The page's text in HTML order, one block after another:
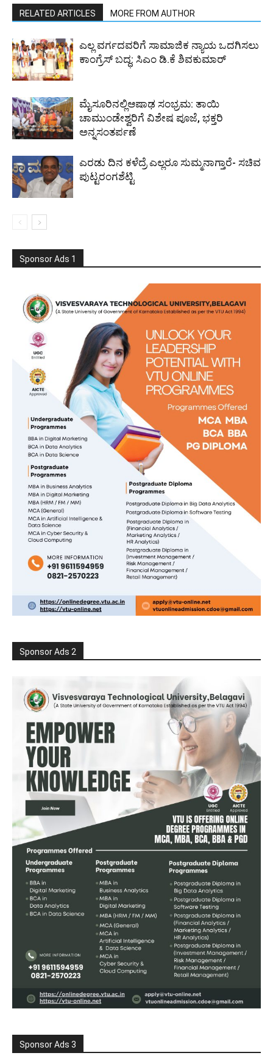
RELATED ARTICLES MORE FROM AUTHOR
ಎಲ್ಲ ವರ್ಗದವರಿಗೆ ಸಾಮಾಜಿಕ ನ್ಯಾಯ ಒದಗಿಸಲು
ಕಾಂಗ್ರೆಸ್ ಬದ್ಧ: ಸಿಎಂ ಡಿ.ಕೆ ಶಿವಕುಮಾರ್
ಮೈಸೂರಿನಲ್ಲಿಆಷಾಢ ಸಂಭ್ರಮ: ತಾಯಿ
ಚಾಮುಂಡೇಶ್ವರಿಗೆ ವಿಶೇಷ ಪೂಜೆ, ಭಕ್ತರಿ
ಅನ್ನಸಂತರ್ಪಣೆ
ಎರಡು ದಿನ ಕಳೆದ್ರೆ ಎಲ್ಲರೂ ಸುಮ್ಮನಾಗ್ತಾರೆ- ಸಚಿವ
ಪುಟ್ಟರಂಗಶೆಟ್ಟಿ
Sponsor Ads 1
Sponsor Ads 2
Sponsor Ads 3